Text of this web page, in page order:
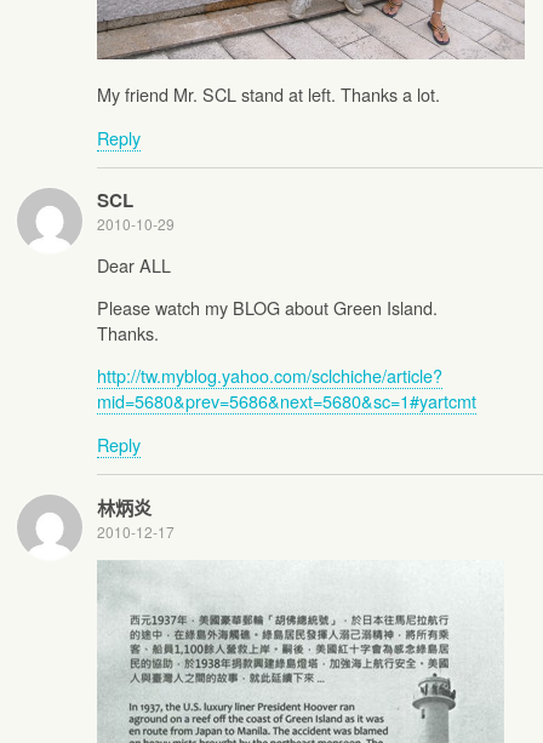
My friend Mr. SCL stand at left. Thanks a lot.
Reply
SCL
2010-10-29
Dear ALL
Please watch my BLOG about Green Island.
Thanks.
http://tw.myblog.yahoo.com/sclchiche/article?
mid=5680&prev=5686&next=5680&sc=1#yartcmt
Reply
林炳炎
2010-12-17